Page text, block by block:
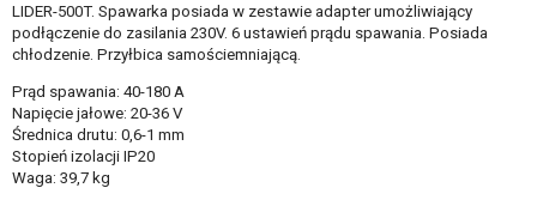
LIDER-500T. Spawarka posiada w zestawie adapter umożliwiający
podłączenie do zasilania 230V. 6 ustawień prądu spawania. Posiada
chłodzenie. Przyłbica samościemniającą.
Prąd spawania: 40-180 A
Napięcie jałowe: 20-36 V
Średnica drutu: 0,6-1 mm
Stopień izolacji IP20
Waga: 39,7 kg